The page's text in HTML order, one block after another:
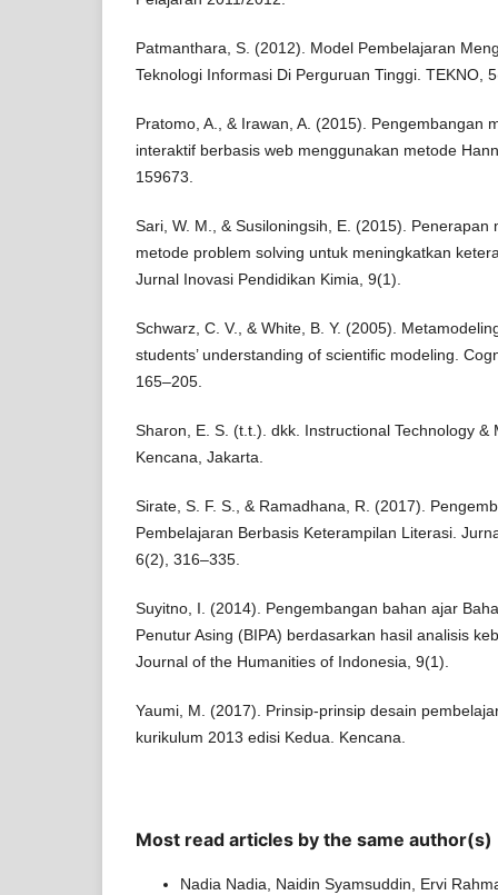
Patmanthara, S. (2012). Model Pembelajaran
Teknologi Informasi Di Perguruan Tinggi. TEKNO,
Pratomo, A., & Irawan, A. (2015). Pengembangan
interaktif berbasis web menggunakan metode
159673.
Sari, W. M., & Susiloningsih, E. (2015). Penerapan
metode problem solving untuk meningkatkan
Jurnal Inovasi Pendidikan Kimia, 9(1).
Schwarz, C. V., & White, B. Y. (2005).
students’ understanding of scientific modeling.
165–205.
Sharon, E. S. (t.t.). dkk. Instructional Technology &
Kencana, Jakarta.
Sirate, S. F. S., & Ramadhana, R. (2017).
Pembelajaran Berbasis Keterampilan Literasi.
6(2), 316–335.
Suyitno, I. (2014). Pengembangan bahan ajar
Penutur Asing (BIPA) berdasarkan hasil analisis
Journal of the Humanities of Indonesia, 9(1).
Yaumi, M. (2017). Prinsip-prinsip desain
kurikulum 2013 edisi Kedua. Kencana.
Most read articles by the same author(s)
Nadia Nadia, Naidin Syamsuddin, Ervi